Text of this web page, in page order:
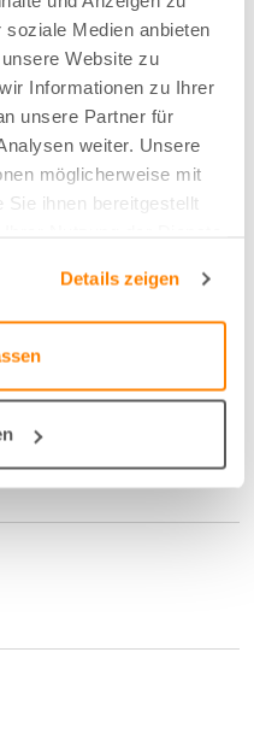
Medien anbieten
Website zu
Informationen zu Ihrer
unsere Partner für
weiter. Unsere
möglicherweise mit
Sie ihnen bereitgestellt
Details zeigen